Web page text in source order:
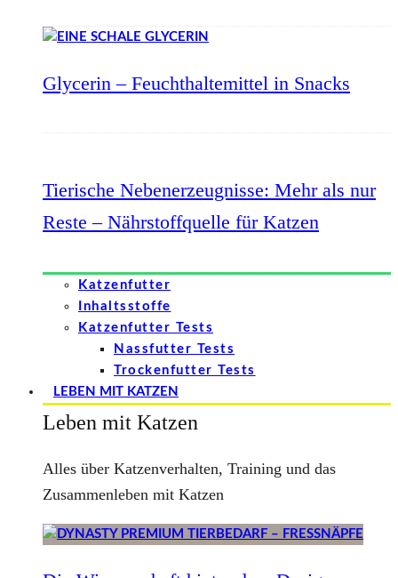
Glycerin – Feuchthaltemittel in Snacks
Tierische Nebenerzeugnisse: Mehr als nur
Reste – Nährstoffquelle für Katzen
Katzenfutter
Inhaltsstoffe
Katzenfutter Tests
Nassfutter Tests
Trockenfutter Tests
LEBEN MIT KATZEN
Leben mit Katzen
Alles über Katzenverhalten, Training und das
Zusammenleben mit Katzen